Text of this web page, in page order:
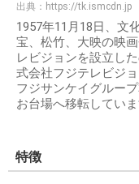
出典： https://tk.ismcdn.jp
1957年11月18日、文
宝、松竹、大映の映
レビジョンを設立し
式会社フジテレビジ
フジサンケイグルー
お台場へ移転していま
特徴